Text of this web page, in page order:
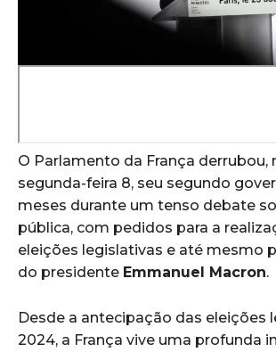
O Parlamento da França derrubou,
segunda-feira 8, seu segundo
meses durante um tenso debate
pública, com pedidos para a
eleições legislativas e até mesmo
do presidente Emmanuel Macron.
Desde a antecipação das eleições
2024, a França vive uma profunda